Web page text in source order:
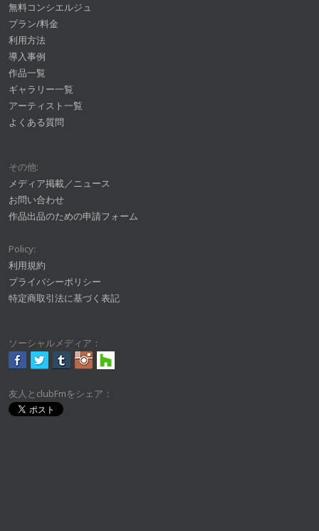
無料コンシエルジュ
プラン/料金
利用方法
導入事例
作品一覧
ギャラリー一覧
アーティスト一覧
よくある質問
その他:
メディア掲載／ニュース
お問い合わせ
作品出品のための申請フォーム
Policy:
利用規約
プライバシーポリシー
特定商取引法に基づく表記
ソーシャルメディア：
友人とclubFmをシェア：